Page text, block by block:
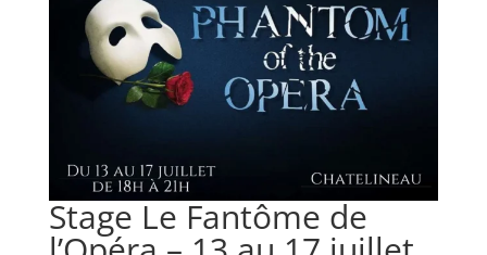
Stage Le Fantôme de